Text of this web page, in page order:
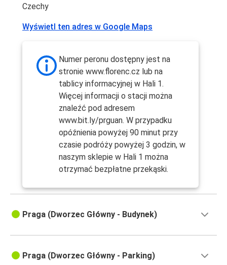
Czechy
Wyświetl ten adres w Google Maps
Numer peronu dostępny jest na
stronie www.florenc.cz lub na
tablicy informacyjnej w Hali 1.
Więcej informacji o stacji można
znaleźć pod adresem
www.bit.ly/prguan. W przypadku
opóźnienia powyżej 90 minut przy
czasie podróży powyżej 3 godzin, w
naszym sklepie w Hali 1 można
otrzymać bezpłatne przekąski.
Praga (Dworzec Główny - Budynek)
Praga (Dworzec Główny - Parking)